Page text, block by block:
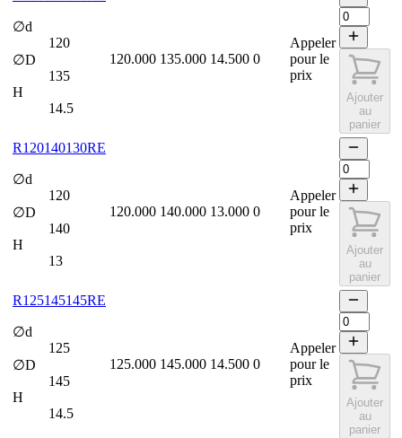
∅d
120
∅D
135
H
14.5
120.000 135.000 14.500 0
Appeler
pour le
prix
Ajouter
au
panier
R120140130RE
∅d
120
∅D
140
H
13
120.000 140.000 13.000 0
Appeler
pour le
prix
Ajouter
au
panier
R125145145RE
∅d
125
∅D
145
H
14.5
125.000 145.000 14.500 0
Appeler
pour le
prix
Ajouter
au
panier